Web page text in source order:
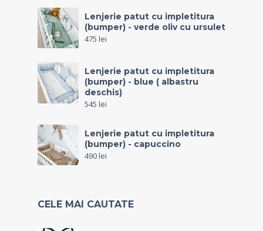
Lenjerie patut cu impletitura
(bumper) - verde oliv cu ursulet
475 lei
Lenjerie patut cu impletitura
(bumper) - blue ( albastru
deschis)
545 lei
Lenjerie patut cu impletitura
(bumper) - capuccino
490lei
CELE MAI CAUTATE